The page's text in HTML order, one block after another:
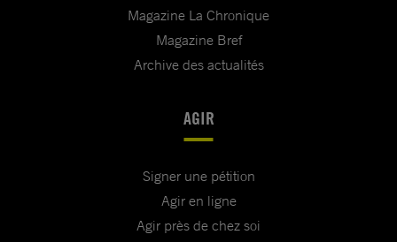
Magazine La Chronique
Magazine Bref
Archive des actualités
AGIR
Signer une pétition
Agir en ligne
Agir près de chez soi